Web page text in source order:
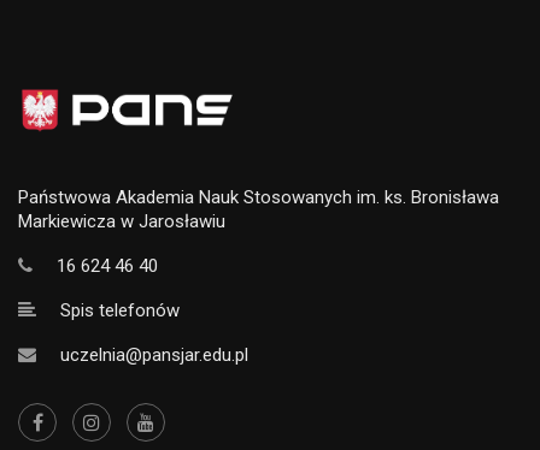
Państwowa Akademia Nauk Stosowanych im. ks. Bronisława
Markiewicza w Jarosławiu
16 624 46 40
Spis telefonów
uczelnia@pansjar.edu.pl